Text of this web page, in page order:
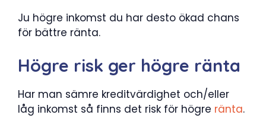
Ju högre inkomst du har desto ökad chans
för bättre ränta.
Högre risk ger högre ränta
Har man sämre kreditvärdighet och/eller
låg inkomst så finns det risk för högre ränta.